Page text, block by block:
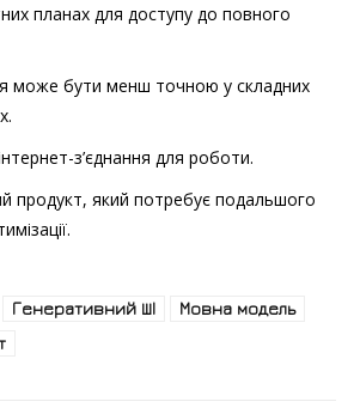
планах для доступу до повного
може бути менш точною у складних
з’єднання для роботи.
продукт, який потребує подальшого
Генеративний ШІ
Мовна модель